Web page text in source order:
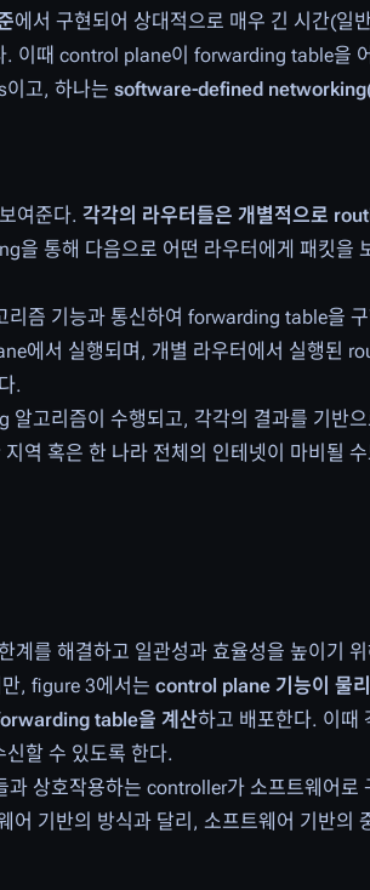
에서 구현되어 상대적으로 매우 긴 시간(일
이때 control plane이 forwarding table을
고, 하나는 software-defined
여준다. 각각의 라우터들은 개별적으로
통해 다음으로 어떤 라우터에게 패킷을
즘 기능과 통신하여 forwarding table을
에서 실행되며, 개별 라우터에서 실행된
.
고리즘이 수행되고, 각각의 결과를 기반
역 혹은 한 나라 전체의 인테넷이 마비될
계를 해결하고 일관성과 효율성을 높이기
, figure 3에서는 control plane 기능이 물
table을 계산하고 배포한다. 이때
할 수 있도록 한다.
상호작용하는 controller가 소프트웨어로
기반의 방식과 달리, 소프트웨어 기반의